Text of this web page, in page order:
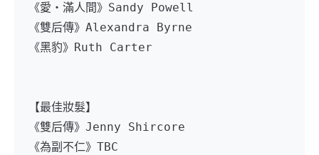
《愛・滿人間》Sandy Powell
《雙后傳》Alexandra Byrne
《黑豹》Ruth Carter
【最佳妝髮】
《雙后傳》Jenny Shircore
《為副不仁》TBC